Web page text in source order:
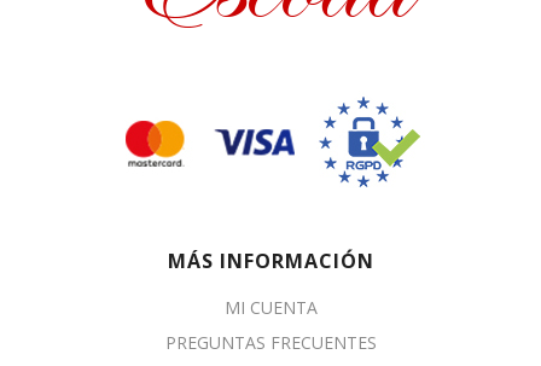
MÁS INFORMACIÓN
MI CUENTA
PREGUNTAS FRECUENTES